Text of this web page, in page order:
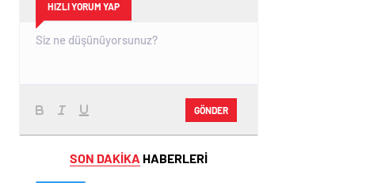
HIZLI YORUM YAP
GÖNDER
SON DAKİKA HABERLERİ